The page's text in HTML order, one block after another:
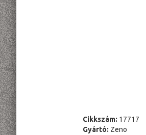
Cikkszám: 17717
Gyártó: Zeno